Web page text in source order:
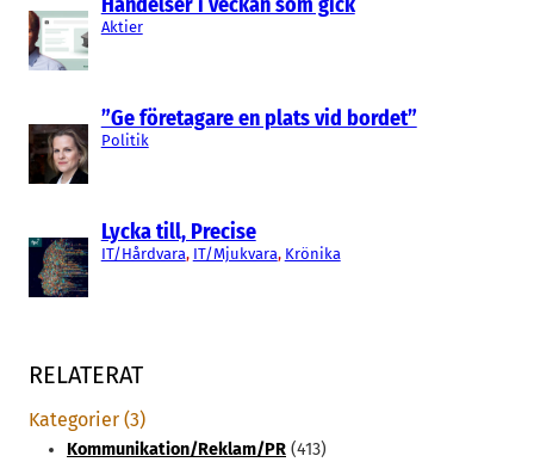
Aktier
”Ge företagare en plats vid bordet”
Politik
Lycka till, Precise
IT/Hårdvara, IT/Mjukvara, Krönika
RELATERAT
Kategorier (3)
Kommunikation/Reklam/PR (413)